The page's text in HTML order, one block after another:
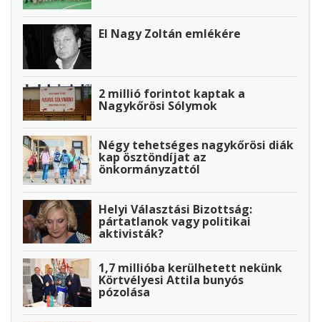
El Nagy Zoltán emlékére
2 millió forintot kaptak a
Nagykőrösi Sólymok
Négy tehetséges nagykőrösi diák
kap ösztöndíjat az
önkormányzattól
Helyi Választási Bizottság:
pártatlanok vagy politikai
aktivisták?
1,7 millióba kerülhetett nekünk
Körtvélyesi Attila bunyós
pózolása